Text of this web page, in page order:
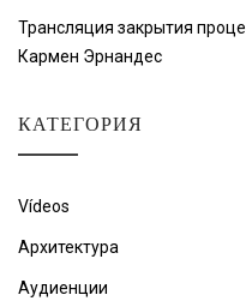
Трансляция закрытия
Кармен Эрнандес
КАТЕГОРИЯ
Vídeos
Архитектура
Аудиенции